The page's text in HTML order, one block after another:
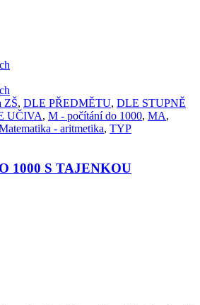
ZŠ, DLE PŘEDMĚTU, DLE STUPNĚ
UČIVA, M - počítání do 1000, MA,
- aritmetika, TYP
1000 S TAJENKOU